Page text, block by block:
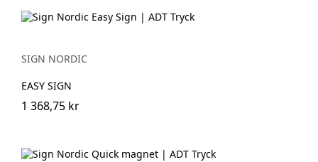
SIGN NORDIC
EASY SIGN
1 368,75 kr